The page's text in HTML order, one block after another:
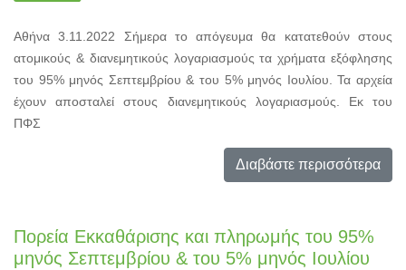
Αθήνα 3.11.2022 Σήμερα το απόγευμα θα κατατεθούν στους
ατομικούς & διανεμητικούς λογαριασμούς τα χρήματα εξόφλησης
του 95% μηνός Σεπτεμβρίου & του 5% μηνός Ιουλίου. Τα αρχεία
έχουν αποσταλεί στους διανεμητικούς λογαριασμούς. Εκ του
ΠΦΣ
Διαβάστε περισσότερα
Πορεία Εκκαθάρισης και πληρωμής του 95%
μηνός Σεπτεμβρίου & του 5% μηνός Ιουλίου